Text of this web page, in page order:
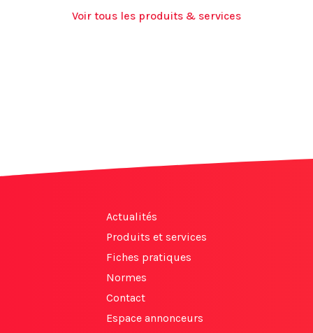
Voir tous les produits & services
Actualités
Produits et services
Fiches pratiques
Normes
Contact
Espace annonceurs